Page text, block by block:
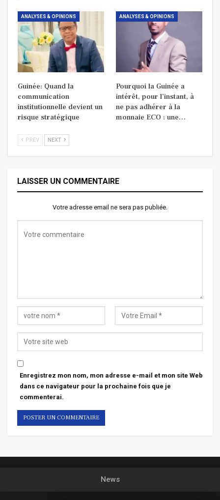
ANALYSES & OPINIONS
Guinée: Quand la
communication
institutionnelle devient un
risque stratégique
ANALYSES & OPINIONS
Pourquoi la Guinée a
intérêt, pour l’instant, à
ne pas adhérer à la
monnaie ECO : une…
PREV NEXT
LAISSER UN COMMENTAIRE
Votre adresse email ne sera pas publiée.
Enregistrez mon nom, mon adresse e-mail et mon site Web
dans ce navigateur pour la prochaine fois que je
commenterai.
News